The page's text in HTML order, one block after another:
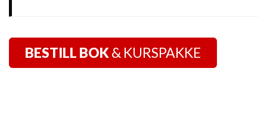
BESTILL BOK& KURSPAKKE